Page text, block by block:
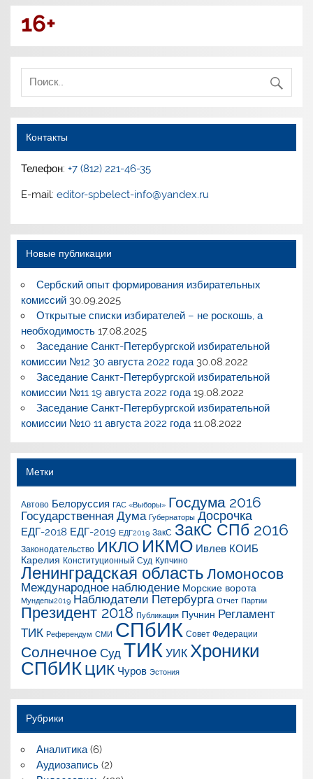
16+
Контакты
Телефон:+7 (812) 221-46-35
E-mail:editor-spbelect-info@yandex.ru
Новые публикации
Сербский опыт формирования избирательных
комиссий 30.09.2025
Открытые списки избирателей – не роскошь, а
необходимость 17.08.2025
Заседание Санкт-Петербургской избирательной
комиссии №12 30 августа 2022 года 30.08.2022
Заседание Санкт-Петербургской избирательной
комиссии №11 19 августа 2022 года 19.08.2022
Заседание Санкт-Петербургской избирательной
комиссии №10 11 августа 2022 года 11.08.2022
Метки
Автово Белоруссия ГАС «Выборы» Госдума 2016
Государственная Дума Губернаторы Досрочка
ЕДГ-2018 ЕДГ-2019 ЕДГ2019 ЗакС ЗакС СПб 2016
Законодательство ИКЛО ИКМО Ивлев КОИБ
Карелия Конституционный Суд Купчино
Ленинградская область Ломоносов
Международное наблюдение Морские ворота
Мундепы2019 Наблюдатели Петербурга Отчет Партии
Президент 2018 Публикация Пучнин Регламент
ТИК Референдум СМИ СПбИК Совет Федерации
Солнечное Суд ТИК УИК Хроники
СПбИК ЦИК Чуров Эстония
Рубрики
Аналитика(6)
Аудиозапись(2)